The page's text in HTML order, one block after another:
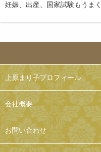
妊娠、出産、国家試験もうま
上原まり子プロフィール
会社概要
お問い合わせ